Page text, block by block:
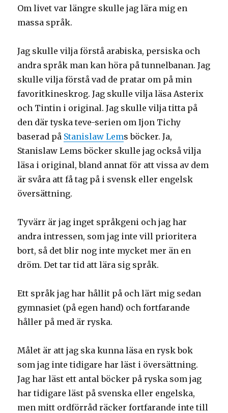
Om livet var längre skulle jag lära mig en
massa språk.
Jag skulle vilja förstå arabiska, persiska och
andra språk man kan höra på tunnelbanan. Jag
skulle vilja förstå vad de pratar om på min
favoritkineskrog. Jag skulle vilja läsa Asterix
och Tintin i original. Jag skulle vilja titta på
den där tyska teve-serien om Ijon Tichy
baserad på Stanislaw Lems böcker. Ja,
Stanislaw Lems böcker skulle jag också vilja
läsa i original, bland annat för att vissa av dem
är svåra att få tag på i svensk eller engelsk
översättning.
Tyvärr är jag inget språkgeni och jag har
andra intressen, som jag inte vill prioritera
bort, så det blir nog inte mycket mer än en
dröm. Det tar tid att lära sig språk.
Ett språk jag har hållit på och lärt mig sedan
gymnasiet (på egen hand) och fortfarande
håller på med är ryska.
Målet är att jag ska kunna läsa en rysk bok
som jag inte tidigare har läst i översättning.
Jag har läst ett antal böcker på ryska som jag
har tidigare läst på svenska eller engelska,
men mitt ordförråd räcker fortfarande inte till